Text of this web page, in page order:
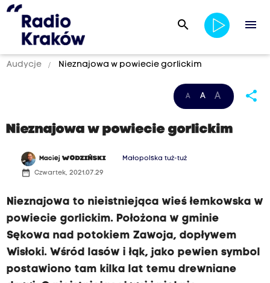
search menu
Audycje Nieznajowa w powiecie gorlickim
A A A share
Nieznajowa w powiecie gorlickim
MaciejWODZIŃSKI Małopolska tuż-tuż
date_range Czwartek, 2021.07.29
Nieznajowa to nieistniejąca wieś łemkowska w
powiecie gorlickim. Położona w gminie
Sękowa nad potokiem Zawoja, dopływem
Wisłoki. Wśród lasów i łąk, jako pewien symbol
postawiono tam kilka lat temu drewniane